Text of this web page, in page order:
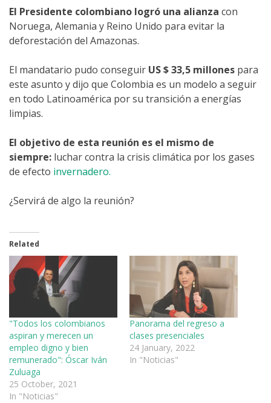
El Presidente colombiano logró una alianza con
Noruega, Alemania y Reino Unido para evitar la
deforestación del Amazonas.
El mandatario pudo conseguir US $ 33,5 millones para
este asunto y dijo que Colombia es un modelo a seguir
en todo Latinoamérica por su transición a energías
limpias.
El objetivo de esta reunión es el mismo de
siempre: luchar contra la crisis climática por los gases
de efecto invernadero.
¿Servirá de algo la reunión?
Related
"Todos los colombianos
aspiran y merecen un
empleo digno y bien
remunerado": Óscar Iván
Zuluaga
25 October, 2021
In "Noticias"
Panorama del regreso a
clases presenciales
24 January, 2022
In "Noticias"